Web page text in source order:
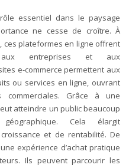
essentiel dans le paysage
ne cesse de croître. À
ces plateformes en ligne offrent
entreprises et aux
e-commerce permettent aux
ou services en ligne, ouvrant
commerciales. Grâce à une
atteindre un public beaucoup
Cela élargit
et de rentabilité. De
expérience d’achat pratique
Ils peuvent parcourir les